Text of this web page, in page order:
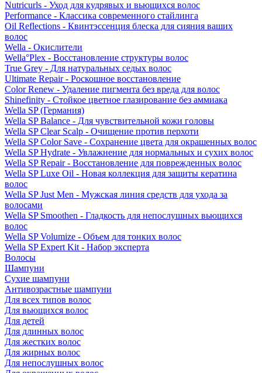
Nutricurls - Уход для кудрявых и вьющихся волос
Performance - Классика современного стайлинга
Oil Reflections - Квинтэссенция блеска для сияния ваших
волос
Wella - Окислители
Wella°Plex - Восстановление структуры волос
True Grey - Для натуральных седых волос
Ultimate Repair - Роскошное восстановление
Color Renew - Удаление пигмента без вреда для волос
Shinefinity - Стойкое цветное глазирование без аммиака
Wella SP (Германия)
Wella SP Balance - Для чувствительной кожи головы
Wella SP Clear Scalp - Очищение против перхоти
Wella SP Color Save - Сохранение цвета для окрашенных волос
Wella SP Hydrate - Увлажнение для нормальных и сухих волос
Wella SP Repair - Восстановление для поврежденных волос
Wella SP Luxe Oil - Новая коллекция для защиты кератина
волос
Wella SP Just Men - Мужская линия средств для ухода за
волосами
Wella SP Smoothen - Гладкость для непослушных вьющихся
волос
Wella SP Volumize - Объем для тонких волос
Wella SP Expert Kit - Набор эксперта
Волосы
Шампуни
Сухие шампуни
Антивозрастные шампуни
Для всех типов волос
Для вьющихся волос
Для детей
Для длинных волос
Для жестких волос
Для жирных волос
Для непослушных волос